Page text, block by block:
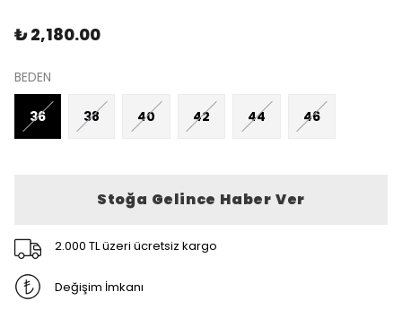
₺ 2,180.00
BEDEN
36 38 40 42 44 46
Stoğa Gelince Haber Ver
2.000 TL üzeri ücretsiz kargo
Değişim İmkanı